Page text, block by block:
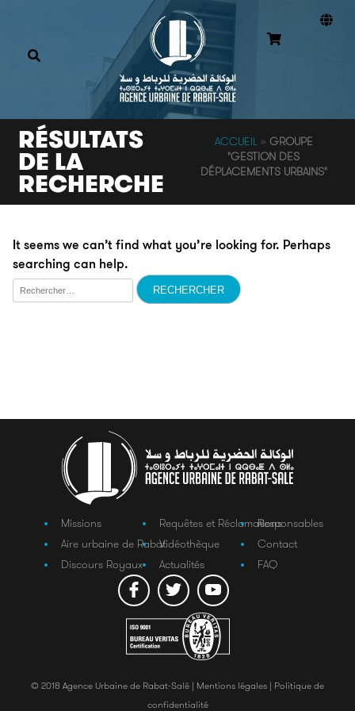
RÉSULTATS
DE LA
RECHERCHE
ACCUEIL» GROUPE
"GESTION DES
DÉPLACEMENTS URBAINS"
It seems we can’t find what you’re looking for. Perhaps
searching can help.
Rechercher :
Missions
Aire urbaine de Rabat
Discours Royaux
Requêtes et Réclamations
Vidéothèque
Actualités
Responsables
Contact
FAQ
© 2018 Agence Urbaine de Rabat-Salé | Mentions légales | Politique de
confidentialité